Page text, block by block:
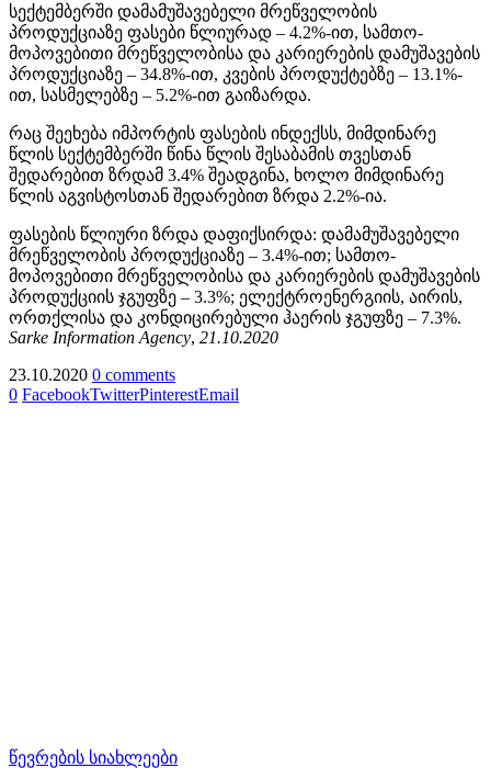
სექტემბერში დამამუშავებელი მრეწველობის
პროდუქციაზე ფასები წლიურად – 4.2%-ით, სამთო-
მოპოვებითი მრეწველობისა და კარიერების დამუშავების
პროდუქციაზე – 34.8%-ით, კვების პროდუქტებზე – 13.1%-
ით, სასმელებზე – 5.2%-ით გაიზარდა.
რაც შეეხება იმპორტის ფასების ინდექსს, მიმდინარე
წლის სექტემბერში წინა წლის შესაბამის თვესთან
შედარებით ზრდამ 3.4% შეადგინა, ხოლო მიმდინარე
წლის აგვისტოსთან შედარებით ზრდა 2.2%-ია.
ფასების წლიური ზრდა დაფიქსირდა: დამამუშავებელი
მრეწველობის პროდუქციაზე – 3.4%-ით; სამთო-
მოპოვებითი მრეწველობისა და კარიერების დამუშავების
პროდუქციის ჯგუფზე – 3.3%; ელექტროენერგიის, აირის,
ორთქლისა და კონდიცირებული ჰაერის ჯგუფზე – 7.3%.
Sarke Information Agency, 21.10.2020
23.10.2020 0 comments
0 FacebookTwitterPinterestEmail
წევრების სიახლეები